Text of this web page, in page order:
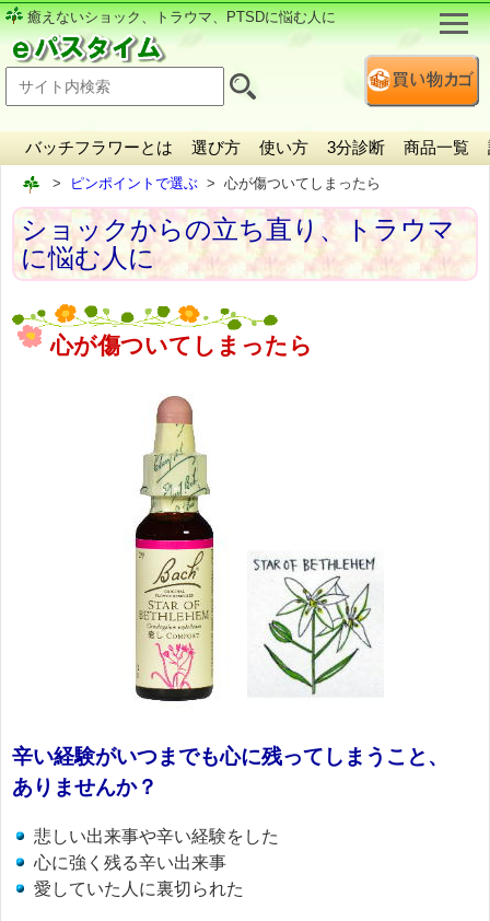
癒えないショック、トラウマ、PTSDに悩む人に
バッチフラワーとは 選び方 使い方 3分診断 商品一覧
ピンポイントで選ぶ 心が傷ついてしまったら
ショックからの立ち直り、トラウマ
に悩む人に
心が傷ついてしまったら
辛い経験がいつまでも心に残ってしまうこと、
ありませんか？
悲しい出来事や辛い経験をした
心に強く残る辛い出来事
愛していた人に裏切られた